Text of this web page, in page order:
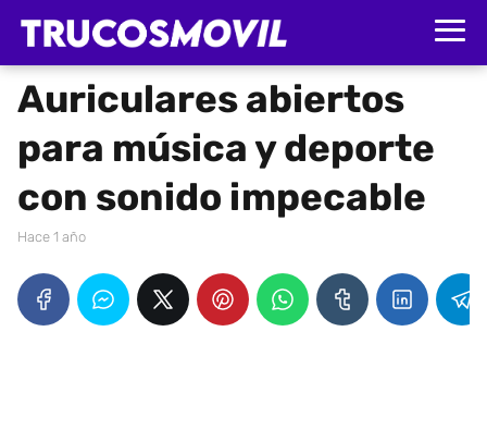
Auriculares abiertos
para música y deporte
con sonido impecable
hace 1 año